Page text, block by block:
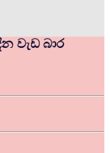
වැඩ බාර